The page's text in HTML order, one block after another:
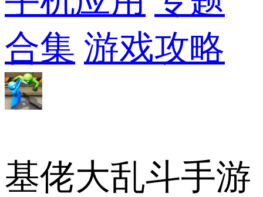
合集 游戏攻略
基佬大乱斗手游